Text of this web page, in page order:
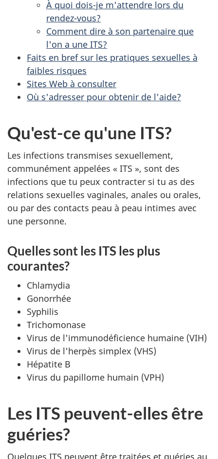
À quoi dois-je m'attendre lors du
rendez-vous?
Comment dire à son partenaire que
l'on a une ITS?
Faits en bref sur les pratiques sexuelles à
faibles risques
Sites Web à consulter
Où s'adresser pour obtenir de l'aide?
Qu'est-ce qu'une ITS?
Les infections transmises sexuellement,
communément appelées « ITS », sont des
infections que tu peux contracter si tu as des
relations sexuelles vaginales, anales ou orales,
ou par des contacts peau à peau intimes avec
une personne.
Quelles sont les ITS les plus
courantes?
Chlamydia
Gonorrhée
Syphilis
Trichomonase
Virus de l'immunodéficience humaine (VIH)
Virus de l'herpès simplex (VHS)
Hépatite B
Virus du papillome humain (VPH)
Les ITS peuvent-elles être
guéries?
Quelques ITS peuvent être traitées et guéries au